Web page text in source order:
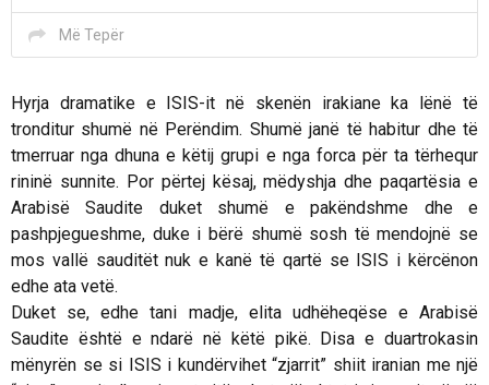
Më Tepër
Hyrja dramatike e ISIS-it në skenën irakiane ka lënë të
tronditur shumë në Perëndim. Shumë janë të habitur dhe të
tmerruar nga dhuna e këtij grupi e nga forca për ta tërhequr
rininë sunnite. Por përtej kësaj, mëdyshja dhe paqartësia e
Arabisë Saudite duket shumë e pakëndshme dhe e
pashpjegueshme, duke i bërë shumë sosh të mendojnë se
mos vallë sauditët nuk e kanë të qartë se ISIS i kërcënon
edhe ata vetë.
Duket se, edhe tani madje, elita udhëheqëse e Arabisë
Saudite është e ndarë në këtë pikë. Disa e duartrokasin
mënyrën se si ISIS i kundërvihet “zjarrit” shiit iranian me një